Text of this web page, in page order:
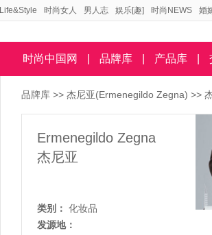
Life&Style 时尚女人 男人志 娱乐[趣] 时尚NEWS 婚
时尚中国网 品牌库 产品库
品牌库 >> 杰尼亚(Ermenegildo Zegna) >>
Ermenegildo Zegna
杰尼亚
类别： 化妆品
发源地：